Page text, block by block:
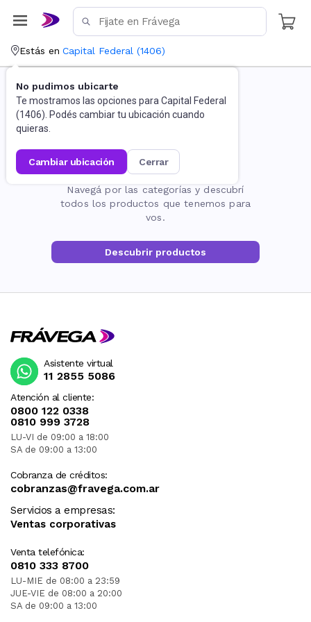
Estás en Capital Federal (1406)
No pudimos ubicarte
Te mostramos las opciones para Capital Federal
(1406). Podés cambiar tu ubicación cuando
quieras.
cambiar ubicación cerrar
La página no existe
Navegá por las categorías y descubrí
todos los productos que tenemos para
vos.
Descubrir productos
Atención al cliente:
0800 122 0338
0810 999 3728
LU-VI de 09:00 a 18:00
SA de 09:00 a 13:00
Cobranza de créditos:
cobranzas@fravega.com.ar
Servicios a empresas:
Ventas corporativas
Venta telefónica:
0810 333 8700
LU-MIE de 08:00 a 23:59
JUE-VIE de 08:00 a 20:00
SA de 09:00 a 13:00
Asistente virtual
11 2855 5086